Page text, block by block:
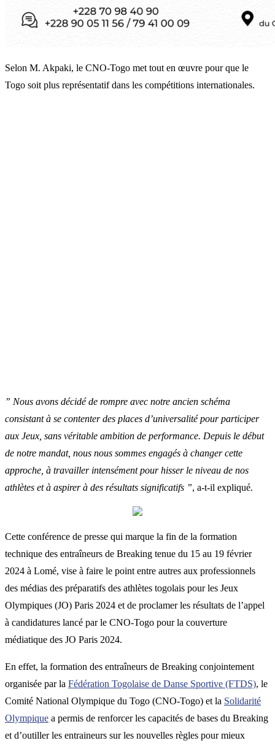
Selon M. Akpaki, le CNO-Togo met tout en œuvre pour que le
Togo soit plus représentatif dans les compétitions internationales.
” Nous avons décidé de rompre avec notre ancien schéma
consistant à se contenter des places d’universalité pour participer
aux Jeux, sans véritable ambition de performance. Depuis le début
de notre mandat, nous nous sommes engagés à changer cette
approche, à travailler intensément pour hisser le niveau de nos
athlètes et à aspirer à des résultats significatifs ”, a-t-il expliqué.
Cette conférence de presse qui marque la fin de la formation
technique des entraîneurs de Breaking tenue du 15 au 19 février
2024 à Lomé, vise à faire le point entre autres aux professionnels
des médias des préparatifs des athlètes togolais pour les Jeux
Olympiques (JO) Paris 2024 et de proclamer les résultats de l’appel
à candidatures lancé par le CNO-Togo pour la couverture
médiatique des JO Paris 2024.
En effet, la formation des entraîneurs de Breaking conjointement
organisée par la Fédération Togolaise de Danse Sportive (FTDS), le
Comité National Olympique du Togo (CNO-Togo) et la Solidarité
Olympique a permis de renforcer les capacités de bases du Breaking
et d’outiller les entraineurs sur les nouvelles règles pour mieux